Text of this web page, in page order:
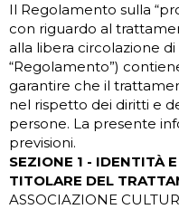
Il Regolamento sulla
con riguardo al
alla libera circolazione di
“Regolamento”)
garantire che il
nel rispetto dei diritti e
persone. La presente
previsioni.
SEZIONE 1 - IDENTITÀ
TITOLARE DEL
ASSOCIAZIONE